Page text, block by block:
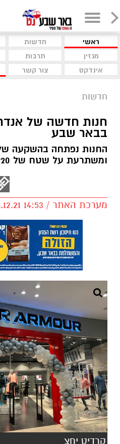
ראשי חדשות
מגזין
תרבות
אינדקס
צור קשר
חדשות
חנות חדשה של
בבאר שבע
ומשתרעת על שטח של 220 מ״ר
מערכת האתר / 14:53 08.12.21
קרדיט יחצ